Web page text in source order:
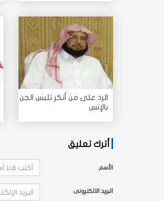
الرد على من أنكر تلبس الجن
بالإنس
أترك تعليق
الأسم
البريد الالكترونى